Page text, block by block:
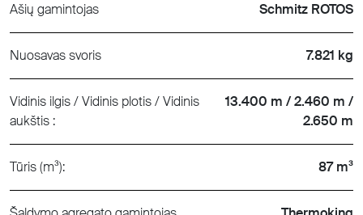
Ašių gamintojas Schmitz ROTOS
Nuosavas svoris 7.821 kg
Vidinis ilgis / Vidinis plotis / Vidinis
aukštis :
13.400 m / 2.460 m /
2.650 m
Tūris (m³): 87 m³